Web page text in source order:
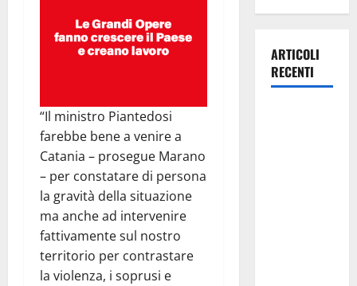
“Il ministro Piantedosi
farebbe bene a venire a
Catania – prosegue Marano
– per constatare di persona
la gravità della situazione
ma anche ad intervenire
fattivamente sul nostro
territorio per contrastare
la violenza, i soprusi e
ARTICOLI
RECENTI